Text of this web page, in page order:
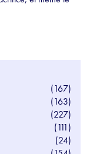
(167)
(163)
(227)
(111)
(24)